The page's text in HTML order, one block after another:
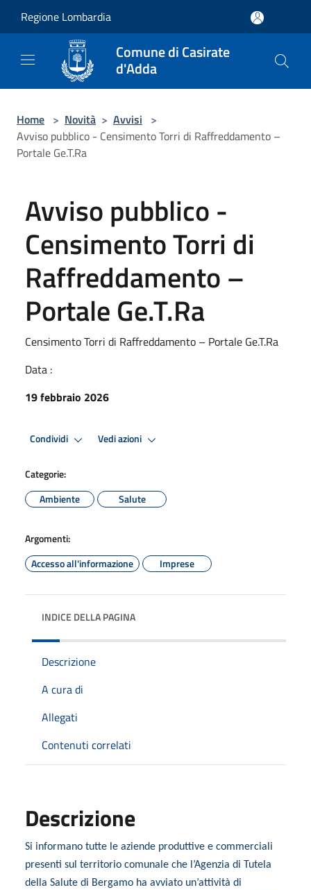
Regione Lombardia
Comune di Casirate
d'Adda
Home > Novità > Avvisi >
Avviso pubblico - Censimento Torri di Raffreddamento –
Portale Ge.T.Ra
Avviso pubblico -
Censimento Torri di
Raffreddamento –
Portale Ge.T.Ra
Censimento Torri di Raffreddamento – Portale Ge.T.Ra
Data :
19 febbraio 2026
Condividi Vedi azioni
Categorie:
Ambiente
Salute
Argomenti:
Accesso all'informazione
Imprese
INDICE DELLA PAGINA
Descrizione
A cura di
Allegati
Contenuti correlati
Descrizione
Si informano tutte le aziende produttive e commerciali
presenti sul territorio comunale che l’Agenzia di Tutela
della Salute di Bergamo ha avviato un’attività di